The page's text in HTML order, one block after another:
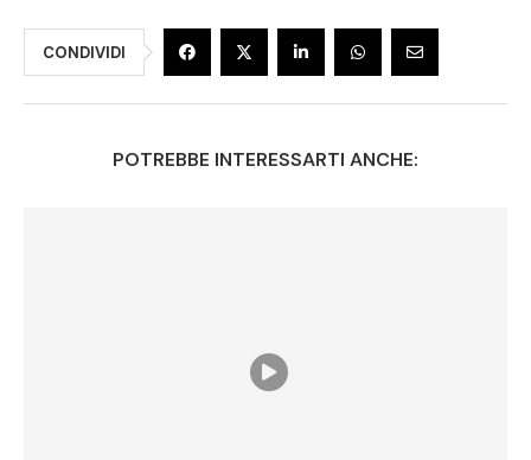
CONDIVIDI
POTREBBE INTERESSARTI ANCHE: